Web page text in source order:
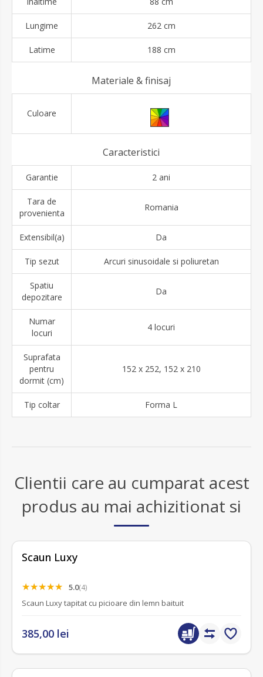
Lungime 262 cm
Latime 188 cm
Materiale & finisaj
Culoare
Caracteristici
Garantie 2 ani
Tara de
provenienta
Romania
Extensibil(a) Da
Tip sezut Arcuri sinusoidale si poliuretan
Spatiu
depozitare
Da
Numar
locuri
4 locuri
Suprafata
pentru
dormit (cm)
152 x 252, 152 x 210
Tip coltar Forma L
Clientii care au cumparat acest
produs au mai achizitionat si
Scaun Luxy
5.0(4)
Scaun Luxy tapitat cu picioare din lemn baituit
385,00 lei